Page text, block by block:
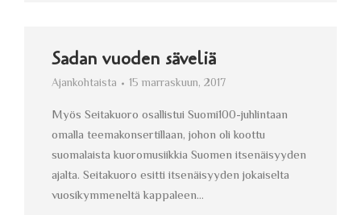
Sadan vuoden säveliä
Ajankohtaista 15 marraskuun, 2017
Myös Seitakuoro osallistui Suomi100-juhlintaan
omalla teemakonsertillaan, johon oli koottu
suomalaista kuoromusiikkia Suomen itsenäisyyden
ajalta. Seitakuoro esitti itsenäisyyden jokaiselta
vuosikymmeneltä kappaleen…